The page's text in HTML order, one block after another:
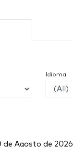
Idioma
de Agosto de 2026